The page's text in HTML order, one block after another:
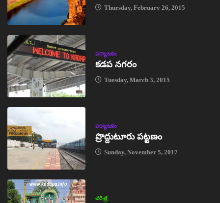
Thursday, February 26, 2015
పర్యాటకం
కడప నగరం
Tuesday, March 3, 2015
పర్యాటకం
ప్రొద్దుటూరు పట్టణం
Sunday, November 5, 2017
చరిత్ర